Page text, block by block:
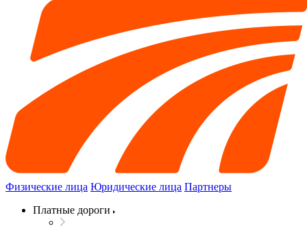
Физические лица Юридические лица Партнеры
Платные дороги